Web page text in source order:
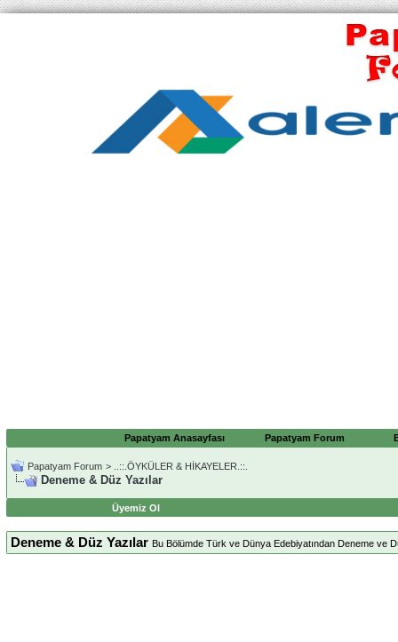
Papatyam Anasayfası Papatyam Forum
Papatyam Forum > ..::.ÖYKÜLER & HİKAYELER.::.
Deneme & Düz Yazılar
Üyemiz Ol
Deneme & Düz Yazılar Bu Bölümde Türk ve Dünya Edebiyatından Deneme ve